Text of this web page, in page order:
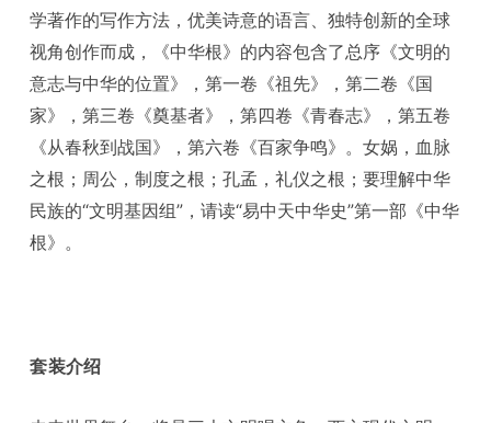
学著作的写作方法，优美诗意的语言、独特创新的全球
视角创作而成，《中华根》的内容包含了总序《文明的
意志与中华的位置》，第一卷《祖先》，第二卷《国
家》，第三卷《奠基者》，第四卷《青春志》，第五卷
《从春秋到战国》，第六卷《百家争鸣》。女娲，血脉
之根；周公，制度之根；孔孟，礼仪之根；要理解中华
民族的“文明基因组”，请读“易中天中华史”第一部《中华
根》。
套装介绍